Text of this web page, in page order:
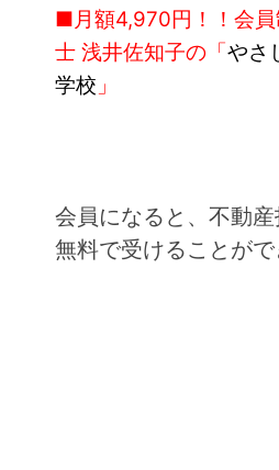
■月額4,970円！！会
士 浅井佐知子の「やさ
学校 」
会員になると、不動
無料で受けることがで